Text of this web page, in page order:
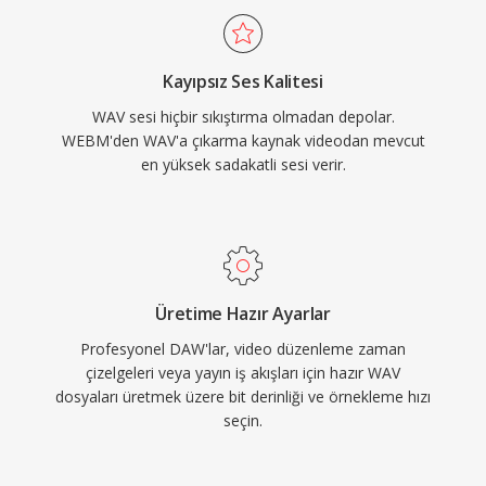
mastering ve arşivleme için tercih edilen
seçenek yapar. WAV ayrıca INFO ve BWF
yığınları aracılığıyla gömülü üst verileri
destekleyerek zaman damgaları ve prodüksiyon
notlarına olanak tanır. Temel ödünleşim dosya
boyutudur — bir dakikalık CD kalitesinde stereo
Kayıpsız Ses Kalitesi
WAV sesi hiçbir sıkıştırma olmadan depolar.
WEBM'den WAV'a çıkarma kaynak videodan mevcut
en yüksek sadakatli sesi verir.
Üretime Hazır Ayarlar
Profesyonel DAW'lar, video düzenleme zaman
çizelgeleri veya yayın iş akışları için hazır WAV
dosyaları üretmek üzere bit derinliği ve örnekleme hızı
seçin.